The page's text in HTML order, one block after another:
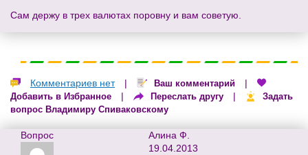
Сам держу в трех валютах поровну и вам советую.
Комментариев нет | Ваш комментарий |
Добавить в Избранное | Переслать другу |
Задать
вопрос Владимиру Спиваковскому
Вопрос
Алина Ф.
19.04.2013